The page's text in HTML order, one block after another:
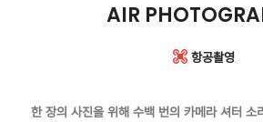
AIR
항공촬영
한 장의 사진을 위해 수백 번의 카메라 셔터 소